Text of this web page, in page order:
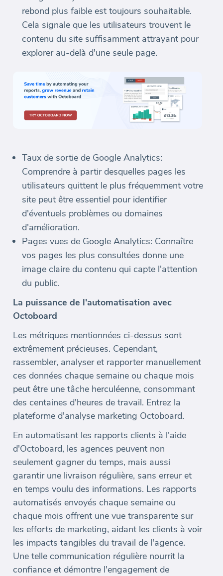
rebond plus faible est toujours souhaitable.
Cela signale que les utilisateurs trouvent le
contenu du site suffisamment attrayant pour
explorer au-delà d'une seule page.
Taux de sortie de Google Analytics:
Comprendre à partir desquelles pages les
utilisateurs quittent le plus fréquemment votre
site peut être essentiel pour identifier
d'éventuels problèmes ou domaines
d'amélioration.
Pages vues de Google Analytics: Connaître
vos pages les plus consultées donne une
image claire du contenu qui capte l'attention
du public.
La puissance de l'automatisation avec
Octoboard
Les métriques mentionnées ci-dessus sont
extrêmement précieuses. Cependant,
rassembler, analyser et rapporter manuellement
ces données chaque semaine ou chaque mois
peut être une tâche herculéenne, consommant
des centaines d'heures de travail. Entrez la
plateforme d'analyse marketing Octoboard.
En automatisant les rapports clients à l'aide
d'Octoboard, les agences peuvent non
seulement gagner du temps, mais aussi
garantir une livraison régulière, sans erreur et
en temps voulu des informations. Les rapports
automatisés envoyés chaque semaine ou
chaque mois offrent une vue transparente sur
les efforts de marketing, aidant les clients à voir
les impacts tangibles du travail de l'agence.
Une telle communication régulière nourrit la
confiance et démontre l'engagement de